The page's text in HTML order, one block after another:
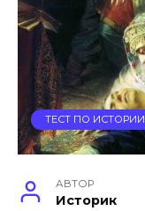
ТЕСТ ПО ИСТОРИИ
АВТОР
Историк